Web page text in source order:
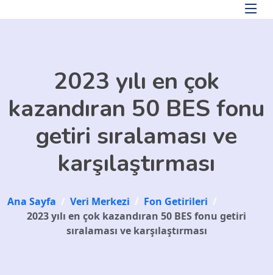
2023 yılı en çok
kazandıran 50 BES fonu
getiri sıralaması ve
karşılaştırması
Ana Sayfa / Veri Merkezi / Fon Getirileri /
2023 yılı en çok kazandıran 50 BES fonu getiri
sıralaması ve karşılaştırması